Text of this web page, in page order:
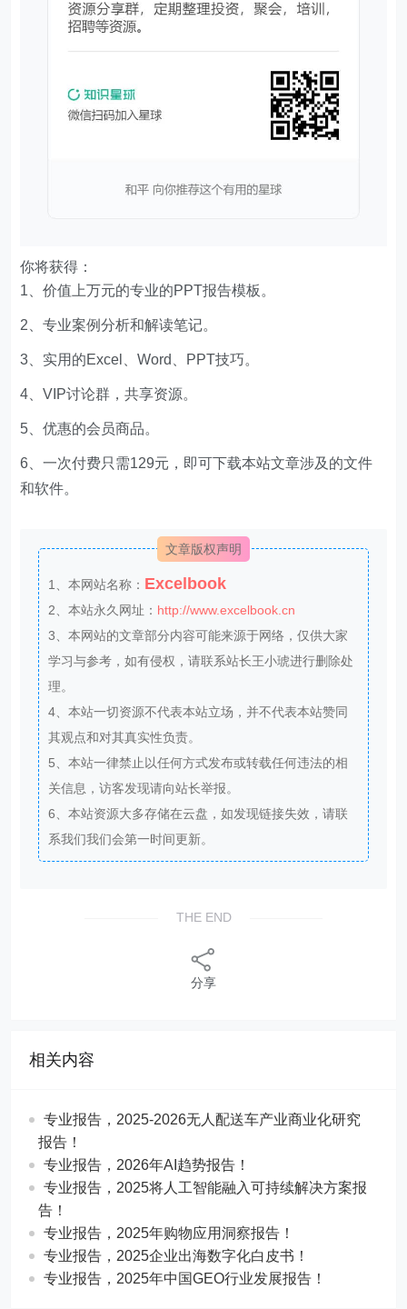
你将获得：
1、价值上万元的专业的PPT报告模板。
2、专业案例分析和解读笔记。
3、实用的Excel、Word、PPT技巧。
4、VIP讨论群，共享资源。
5、优惠的会员商品。
6、一次付费只需129元，即可下载本站文章涉及的文件
和软件。
文章版权声明
1、本网站名称： Excelbook
2、本站永久网址： http://www.excelbook.cn
3、本网站的文章部分内容可能来源于网络，仅供大家
学习与参考，如有侵权，请联系站长王小琥进行删除处
理。
4、本站一切资源不代表本站立场，并不代表本站赞同
其观点和对其真实性负责。
5、本站一律禁止以任何方式发布或转载任何违法的相
关信息，访客发现请向站长举报。
6、本站资源大多存储在云盘，如发现链接失效，请联
系我们我们会第一时间更新。
THE END
分享
相关内容
专业报告，2025-2026无人配送车产业商业化研究
报告！
专业报告，2026年AI趋势报告！
​​专业报告，2025将人工智能融入可持续解决方案报
告！
专业报告，2025年购物应用洞察报告！
专业报告，2025企业出海数字化白皮书！
专业报告，2025年中国GEO行业发展报告！